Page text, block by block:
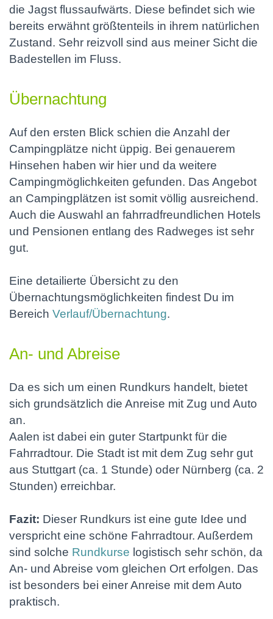
die Jagst flussaufwärts. Diese befindet sich wie
bereits erwähnt größtenteils in ihrem natürlichen
Zustand. Sehr reizvoll sind aus meiner Sicht die
Badestellen im Fluss.
Übernachtung
Auf den ersten Blick schien die Anzahl der
Campingplätze nicht üppig. Bei genauerem
Hinsehen haben wir hier und da weitere
Campingmöglichkeiten gefunden. Das Angebot
an Campingplätzen ist somit völlig ausreichend.
Auch die Auswahl an fahrradfreundlichen Hotels
und Pensionen entlang des Radweges ist sehr
gut.
Eine detailierte Übersicht zu den
Übernachtungsmöglichkeiten findest Du im
Bereich Verlauf/Übernachtung.
An- und Abreise
Da es sich um einen Rundkurs handelt, bietet
sich grundsätzlich die Anreise mit Zug und Auto
an.
Aalen ist dabei ein guter Startpunkt für die
Fahrradtour. Die Stadt ist mit dem Zug sehr gut
aus Stuttgart (ca. 1 Stunde) oder Nürnberg (ca. 2
Stunden) erreichbar.
Fazit: Dieser Rundkurs ist eine gute Idee und
verspricht eine schöne Fahrradtour. Außerdem
sind solche Rundkurse logistisch sehr schön, da
An- und Abreise vom gleichen Ort erfolgen. Das
ist besonders bei einer Anreise mit dem Auto
praktisch.